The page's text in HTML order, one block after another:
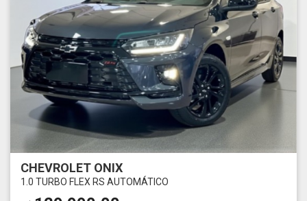
CHEVROLET ONIX
1.0 TURBO FLEX RS AUTOMÁTICO